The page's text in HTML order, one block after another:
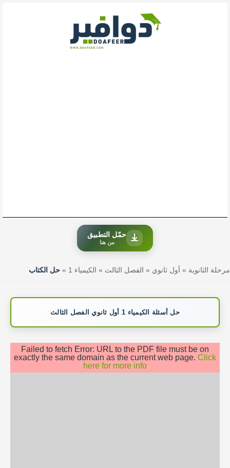
حمّل التطبيق
من هنا
مرحلة الثانوية » أول ثانوي » الفصل الثالث » الكيمياء 1 » حل الكتاب
حل أسئلة الكيمياء 1 أول ثانوي الفصل الثالث
Failed to fetch Error: URL to the PDF file must be on
exactly the same domain as the current web page. Click
here for more info